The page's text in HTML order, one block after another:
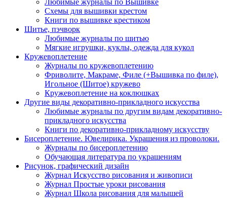
Любимые журналы по Вышивке
Схемы для вышивки крестом
Книги по вышивке крестиком
Шитье, пэчворк
Любимые журналы по шитью
Мягкие игрушки, куклы, одежда для кукол
Кружевоплетение
Журналы по кружевоплетению
Фриволите, Макраме, Филе (+Вышивка по филе),
Игольное (Шитое) кружево
Кружевоплетение на коклюшках
Другие виды декоративно-прикладного искусства
Любимые журналы по другим видам декоративно-
прикладного искусства
Книги по декоративно-прикладному искусству
Бисероплетение. Ювелирика. Украшения из проволоки.
Журналы по бисероплетению
Обучающая литература по украшениям
Рисунок, графический дизайн
Журнал Искусство рисования и живописи
Журнал Простые уроки рисования
Журнал Школа рисования для малышей